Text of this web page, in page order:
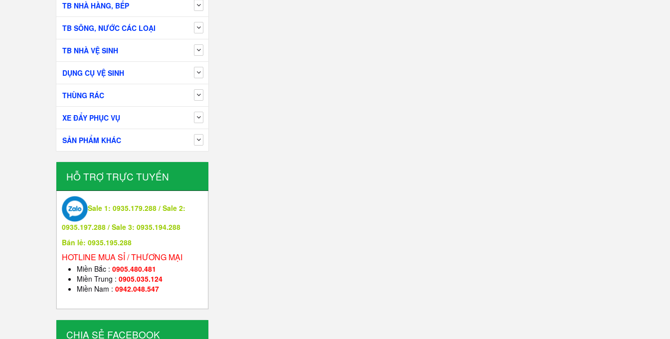
TB NHÀ HÀNG, BẾP
TB SÔNG, NƯỚC CÁC LOẠI
TB NHÀ VỆ SINH
DỤNG CỤ VỆ SINH
THÙNG RÁC
XE ĐẨY PHỤC VỤ
SẢN PHẨM KHÁC
HỖ TRỢ TRỰC TUYẾN
Sale 1: 0935.179.288 / Sale 2:
0935.197.288 / Sale 3: 0935.194.288
Bán lẻ: 0935.195.288
HOTLINE MUA SỈ / THƯƠNG MẠI
Miền Bắc : 0905.480.481
Miền Trung : 0905.035.124
Miền Nam : 0942.048.547
CHIA SẺ FACEBOOK